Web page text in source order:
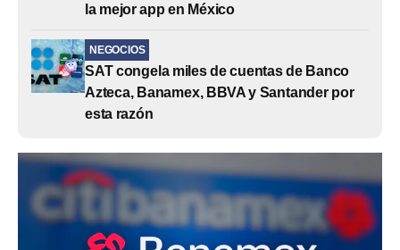
la mejor app en México
NEGOCIOS
SAT congela miles de cuentas de Banco
Azteca, Banamex, BBVA y Santander por
esta razón